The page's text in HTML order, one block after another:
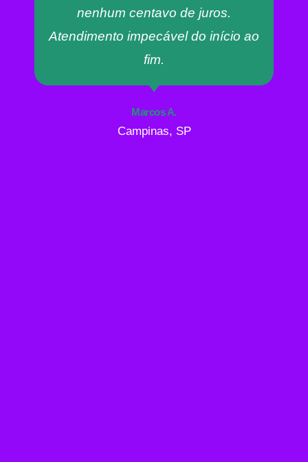
nenhum centavo de juros.
Atendimento impecável do início ao
fim.
Marcos A.
Campinas, SP